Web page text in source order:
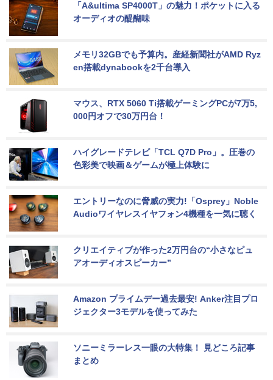
「A&ultima SP4000T」の魅力！ポケットに入る
オーディオの醍醐味
メモリ32GBでも予算内。産経新聞社がAMD Ryz
en搭載dynabookを2千台導入
マウス、RTX 5060 Ti搭載ゲーミングPCが7万5,
000円オフで30万円台！
ハイグレードテレビ「TCL Q7D Pro」。圧巻の
色彩美で映画＆ゲームが極上体験に
エントリーなのに脅威の実力!「Osprey」Noble
Audioワイヤレスイヤフォン4機種を一気に聴く
クリエイティブが作った2万円台の“小さなピュ
アオーディオスピーカー”
Amazon プライムデー過去最安! Anker注目プロ
ジェクター3モデルを使ってみた
ソニーミラーレス一眼の大特集！ 見どころ記事
まとめ